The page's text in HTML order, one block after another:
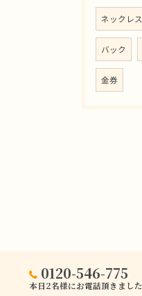
ネックレス
バック
金券
0120-546-775
本日2名様にお電話頂きました